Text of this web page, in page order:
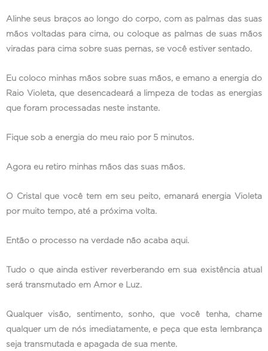
Alinhe seus braços ao longo do corpo, com as palmas das suas
mãos voltadas para cima, ou coloque as palmas de suas mãos
viradas para cima sobre suas pernas, se você estiver sentado.
Eu coloco minhas mãos sobre suas mãos, e emano a energia do
Raio Violeta, que desencadeará a limpeza de todas as energias
que foram processadas neste instante.
Fique sob a energia do meu raio por 5 minutos.
Agora eu retiro minhas mãos das suas mãos.
O Cristal que você tem em seu peito, emanará energia Violeta
por muito tempo, até a próxima volta.
Então o processo na verdade não acaba aqui.
Tudo o que ainda estiver reverberando em sua existência atual
será transmutado em Amor e Luz.
Qualquer visão, sentimento, sonho, que você tenha, chame
qualquer um de nós imediatamente, e peça que esta lembrança
seja transmutada e apagada de sua mente.